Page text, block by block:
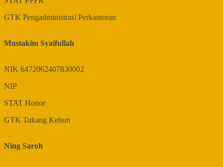
GTK Pengadministrasi Perkantoran
Mustakim Syaifullah
NIK 6472062407830002
NIP
STAT Honor
GTK Tukang Kebun
Ning Saroh